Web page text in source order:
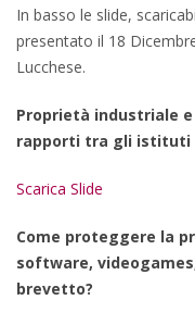
In basso le slide,
presentato il 18
Lucchese.
Proprietà industriale
rapporti tra gli istituti
Scarica Slide
Come proteggere la
software,
brevetto?